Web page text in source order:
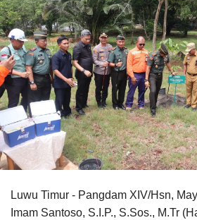
Luwu Timur - Pangdam XIV/Hsn,
Imam Santoso, S.I.P., S.Sos., M.Tr